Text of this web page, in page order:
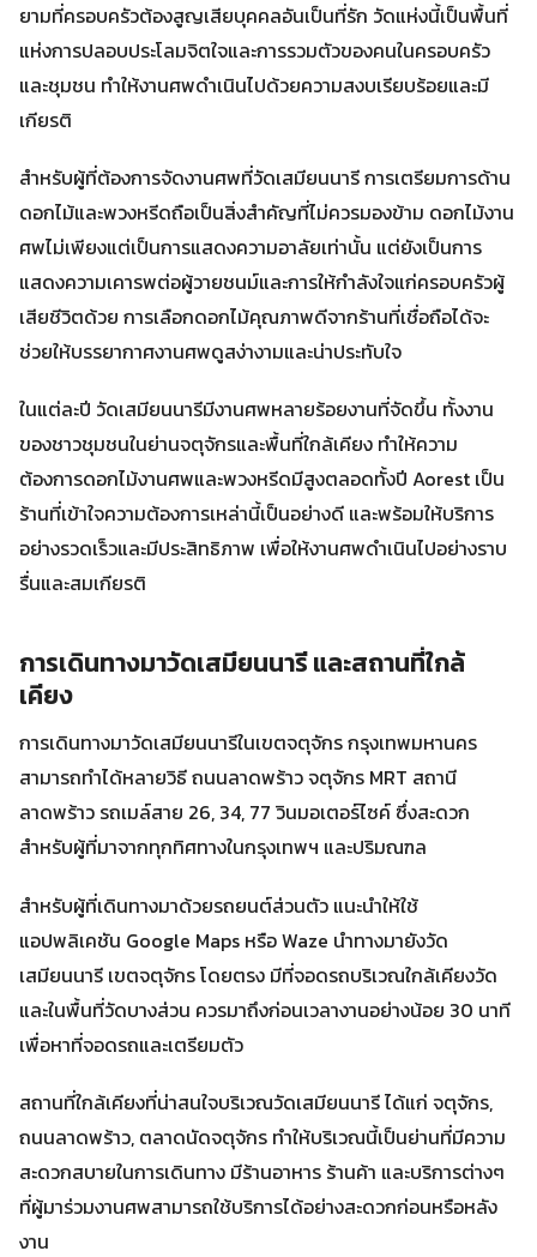
ยามที่ครอบครัวต้องสูญเสียบุคคลอันเป็นที่รัก วัดแห่งนี้เป็นพื้นที่
แห่งการปลอบประโลมจิตใจและการรวมตัวของคนในครอบครัว
และชุมชน ทำให้งานศพดำเนินไปด้วยความสงบเรียบร้อยและมี
เกียรติ
สำหรับผู้ที่ต้องการจัดงานศพที่วัดเสมียนนารี การเตรียมการด้าน
ดอกไม้และพวงหรีดถือเป็นสิ่งสำคัญที่ไม่ควรมองข้าม ดอกไม้งาน
ศพไม่เพียงแต่เป็นการแสดงความอาลัยเท่านั้น แต่ยังเป็นการ
แสดงความเคารพต่อผู้วายชนม์และการให้กำลังใจแก่ครอบครัวผู้
เสียชีวิตด้วย การเลือกดอกไม้คุณภาพดีจากร้านที่เชื่อถือได้จะ
ช่วยให้บรรยากาศงานศพดูสง่างามและน่าประทับใจ
ในแต่ละปี วัดเสมียนนารีมีงานศพหลายร้อยงานที่จัดขึ้น ทั้งงาน
ของชาวชุมชนในย่านจตุจักรและพื้นที่ใกล้เคียง ทำให้ความ
ต้องการดอกไม้งานศพและพวงหรีดมีสูงตลอดทั้งปี Aorest เป็น
ร้านที่เข้าใจความต้องการเหล่านี้เป็นอย่างดี และพร้อมให้บริการ
อย่างรวดเร็วและมีประสิทธิภาพ เพื่อให้งานศพดำเนินไปอย่างราบ
รื่นและสมเกียรติ
การเดินทางมาวัดเสมียนนารี และสถานที่ใกล้
เคียง
การเดินทางมาวัดเสมียนนารีในเขตจตุจักร กรุงเทพมหานคร
สามารถทำได้หลายวิธี ถนนลาดพร้าว จตุจักร MRT สถานี
ลาดพร้าว รถเมล์สาย 26, 34, 77 วินมอเตอร์ไซค์ ซึ่งสะดวก
สำหรับผู้ที่มาจากทุกทิศทางในกรุงเทพฯ และปริมณฑล
สำหรับผู้ที่เดินทางมาด้วยรถยนต์ส่วนตัว แนะนำให้ใช้
แอปพลิเคชัน Google Maps หรือ Waze นำทางมายังวัด
เสมียนนารี เขตจตุจักร โดยตรง มีที่จอดรถบริเวณใกล้เคียงวัด
และในพื้นที่วัดบางส่วน ควรมาถึงก่อนเวลางานอย่างน้อย 30 นาที
เพื่อหาที่จอดรถและเตรียมตัว
สถานที่ใกล้เคียงที่น่าสนใจบริเวณวัดเสมียนนารี ได้แก่ จตุจักร,
ถนนลาดพร้าว, ตลาดนัดจตุจักร ทำให้บริเวณนี้เป็นย่านที่มีความ
สะดวกสบายในการเดินทาง มีร้านอาหาร ร้านค้า และบริการต่างๆ
ที่ผู้มาร่วมงานศพสามารถใช้บริการได้อย่างสะดวกก่อนหรือหลัง
งาน